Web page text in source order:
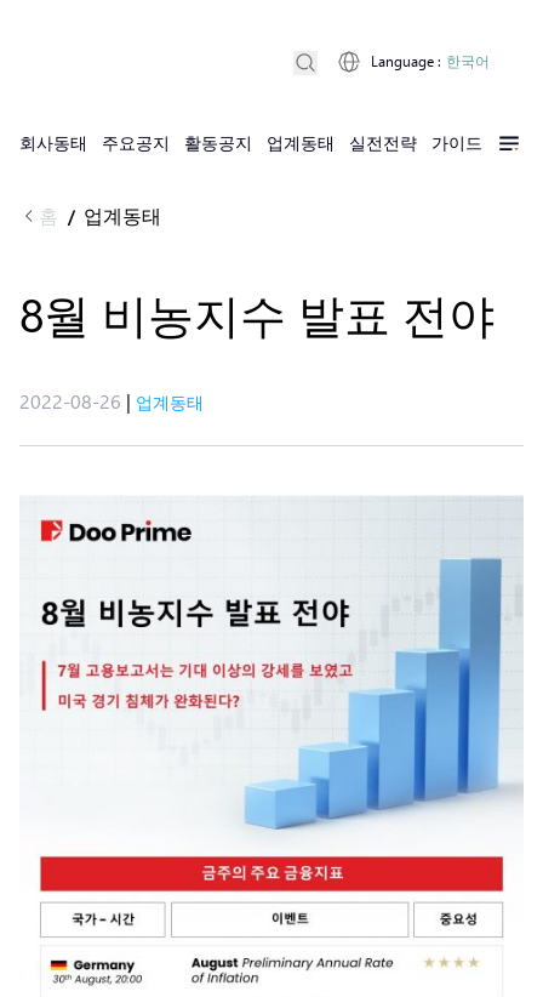
회사동태 주요공지 활동공지 업계동태 실전전략 가이드
Language : 한국어
홈 / 업계동태
8월 비농지수 발표 전야​
2022-08-26 | 업계동태